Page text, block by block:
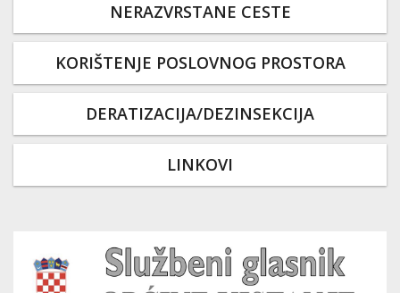
NERAZVRSTANE CESTE
KORIŠTENJE POSLOVNOG PROSTORA
DERATIZACIJA/DEZINSEKCIJA
LINKOVI